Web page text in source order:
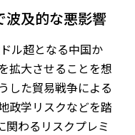
波及的な悪影響
ル超となる中国か
拡大させることを想
した貿易戦争による
政学リスクなどを踏
関わるリスクプレミ